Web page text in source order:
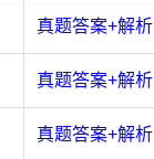
真题答案+解析
真题答案+解析
真题答案+解析